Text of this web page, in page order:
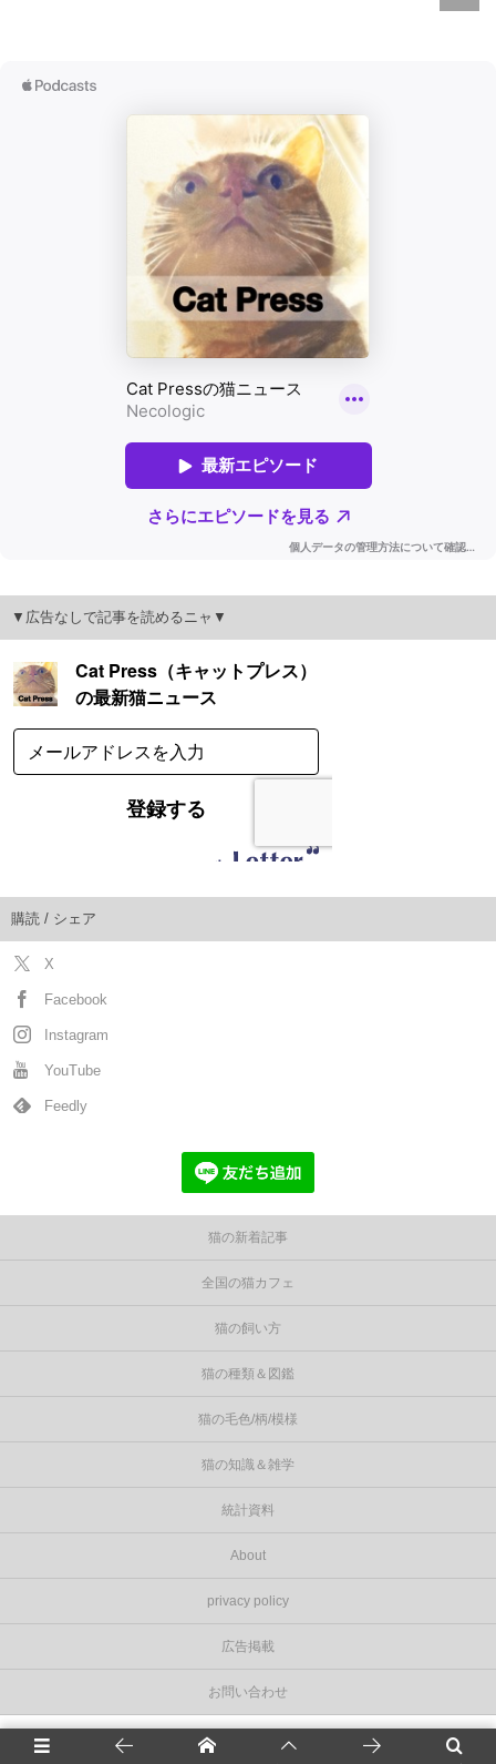
▼広告なしで記事を読めるニャ▼
購読 / シェア
X
Facebook
Instagram
YouTube
Feedly
猫の新着記事
全国の猫カフェ
猫の飼い方
猫の種類＆図鑑
猫の毛色/柄/模様
猫の知識＆雑学
統計資料
About
privacy policy
広告掲載
お問い合わせ
Cat Press（キャットプレス）